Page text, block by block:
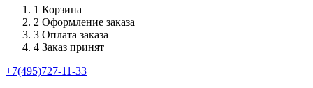
1 Корзина
2 Оформление заказа
3 Оплата заказа
4 Заказ принят
+7(495)727-11-33